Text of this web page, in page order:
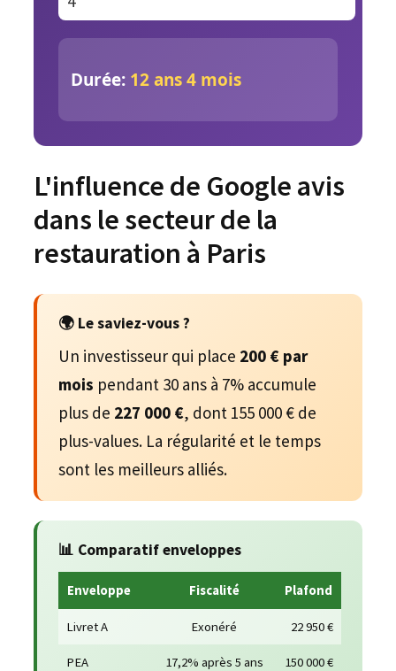
Durée: 12 ans 4 mois
L'influence de Google avis
dans le secteur de la
restauration à Paris
🌍 Le saviez-vous ?
Un investisseur qui place 200 € par
mois pendant 30 ans à 7% accumule
plus de 227 000 €, dont 155 000 € de
plus-values. La régularité et le temps
sont les meilleurs alliés.
📊 Comparatif enveloppes
Enveloppe Fiscalité Plafond
Livret A Exonéré 22 950 €
PEA 17,2% après 5 ans 150 000 €